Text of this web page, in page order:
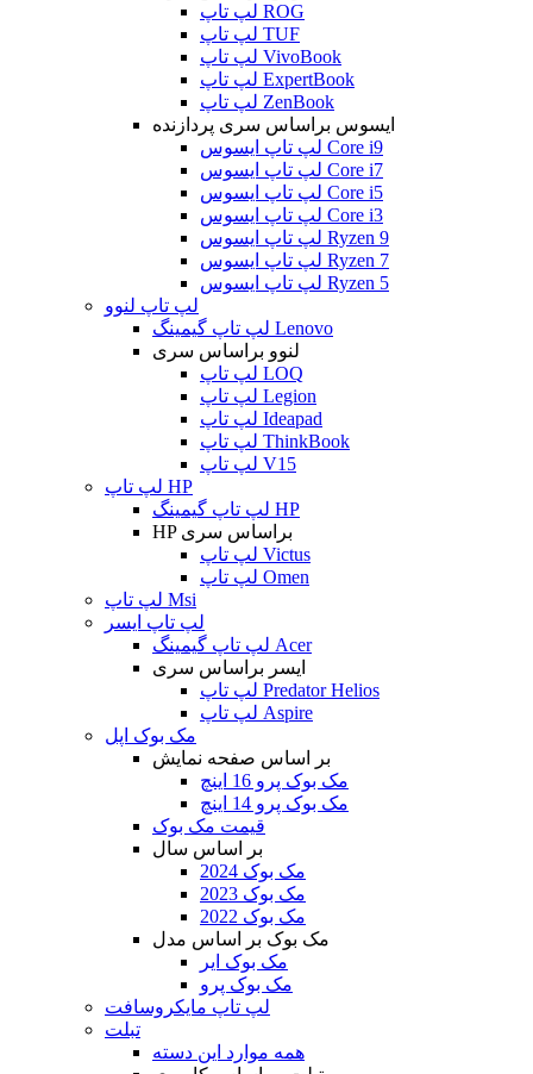
لپ تاپ ROG
لپ تاپ TUF
لپ تاپ VivoBook
لپ تاپ ExpertBook
لپ تاپ ZenBook
ایسوس براساس سری پردازنده
لپ تاپ ایسوس Core i9
لپ تاپ ایسوس Core i7
لپ تاپ ایسوس Core i5
لپ تاپ ایسوس Core i3
لپ تاپ ایسوس Ryzen 9
لپ تاپ ایسوس Ryzen 7
لپ تاپ ایسوس Ryzen 5
لپ تاپ لنوو
لپ تاپ گیمینگ Lenovo
لنوو براساس سری
لپ تاپ LOQ
لپ تاپ Legion
لپ تاپ Ideapad
لپ تاپ ThinkBook
لپ تاپ V15
لپ تاپ HP
لپ تاپ گیمینگ HP
HP براساس سری
لپ تاپ Victus
لپ تاپ Omen
لپ تاپ Msi
لپ تاپ ایسر
لپ تاپ گیمینگ Acer
ایسر براساس سری
لپ تاپ Predator Helios
لپ تاپ Aspire
مک بوک اپل
بر اساس صفحه نمایش
مک بوک پرو 16 اینچ
مک بوک پرو 14 اینچ
قیمت مک بوک
بر اساس سال
مک بوک 2024
مک بوک 2023
مک بوک 2022
مک بوک بر اساس مدل
مک بوک ایر
مک بوک پرو
لپ تاپ مایکروسافت
تبلت
همه موارد این دسته